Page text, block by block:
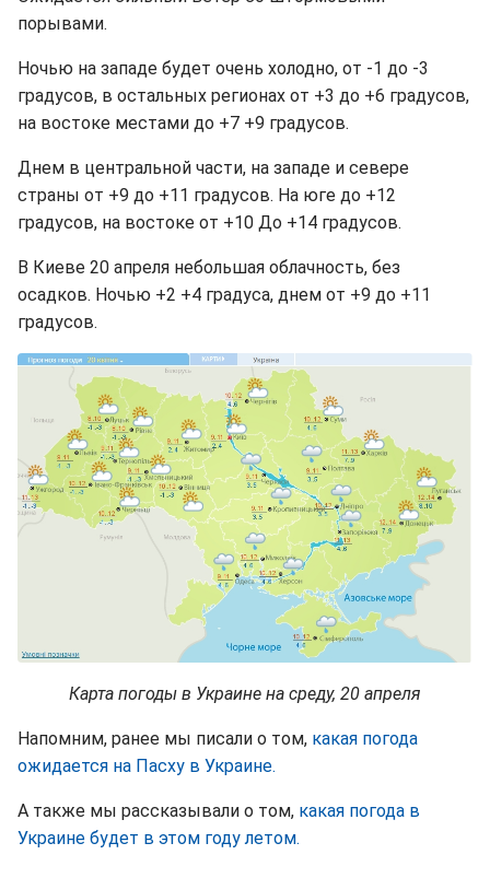
порывами.
Ночью на западе будет очень холодно, от -1 до -3
градусов, в остальных регионах от +3 до +6 градусов,
на востоке местами до +7 +9 градусов.
Днем в центральной части, на западе и севере
страны от +9 до +11 градусов. На юге до +12
градусов, на востоке от +10 До +14 градусов.
В Киеве 20 апреля небольшая облачность, без
осадков. Ночью +2 +4 градуса, днем от +9 до +11
градусов.
Карта погоды в Украине на среду, 20 апреля
Напомним, ранее мы писали о том, какая погода
ожидается на Пасху в Украине.
А также мы рассказывали о том, какая погода в
Украине будет в этом году летом.